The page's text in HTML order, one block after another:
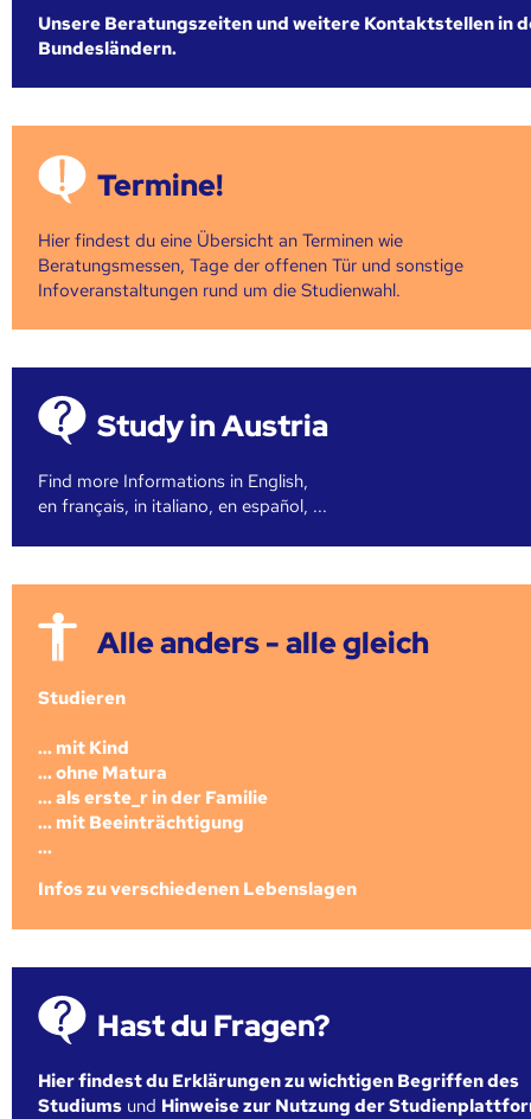
Unsere Beratungszeiten und weitere Kontaktstellen in
Bundesländern.
Termine!
Hier findest du eine Übersicht an Terminen wie
Beratungsmessen, Tage der offenen Tür und sonstige
Infoveranstaltungen rund um die Studienwahl.
Study in Austria
Find more Informations in English,
en français, in italiano, en español, ...
Alle anders - alle gleich
Studieren
... mit Kind
... ohne Matura
... als erste_r in der Familie
... mit Beeinträchtigung
...
Infos zu verschiedenen Lebenslagen
Hast du Fragen?
Hier findest du Erklärungen zu wichtigen Begriffen des
Studiums und Hinweise zur Nutzung der